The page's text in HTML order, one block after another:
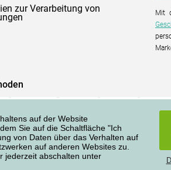
auf der Website
Sie auf die Schaltfläche "Ich
von Daten über das Verhalten auf
auf anderen Websites zu.
jederzeit abschalten unter
zur Verarbeitung von
Mit
Alle